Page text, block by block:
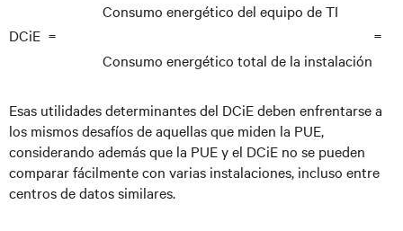
DCiE =
Consumo energético del equipo de TI
=
Consumo energético total de la instalación
Esas utilidades determinantes del DCiE deben enfrentarse a
los mismos desafíos de aquellas que miden la PUE,
considerando además que la PUE y el DCiE no se pueden
comparar fácilmente con varias instalaciones, incluso entre
centros de datos similares.